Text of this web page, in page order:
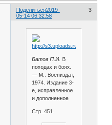
Поделиться 3
2019-
05-14 06:32:58
Батов П.И. В
походах и боях.
— М.: Воениздат,
1974. Издание 3-
е, исправленное
и дополненное
Стр. 451.